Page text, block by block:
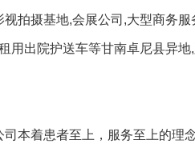
拍摄基地,会展公司,大型商务服
用出院护送车等甘南卓尼县异地
本着患者至上，服务至上的理